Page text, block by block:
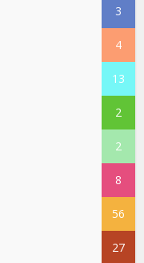
3
4
13
2
2
8
56
27